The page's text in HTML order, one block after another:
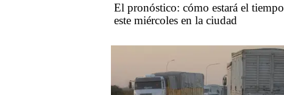
El pronóstico: cómo estará el tiempo
este miércoles en la ciudad